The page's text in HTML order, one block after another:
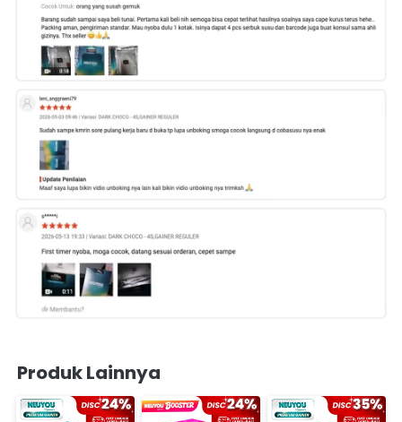
Produk Lainnya